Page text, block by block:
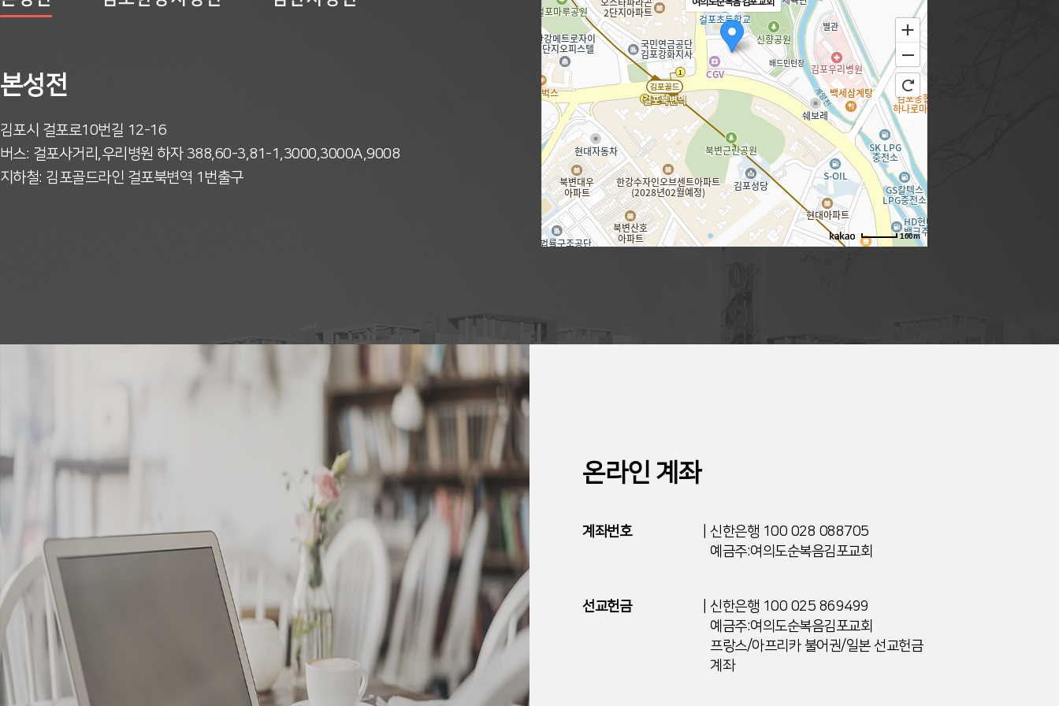
본성전
김포시 걸포로10번길 12-16
버스: 걸포사거리,우리병원 하자 388,60-3,81-1,3000,3000A,9008
지하철: 김포골드라인 걸포북변역 1번출구
100m
온라인 계좌
계좌번호
신한은행 100 028 088705
예금주:여의도순복음김포교회
선교헌금
신한은행 100 025 869499
예금주:여의도순복음김포교회
프랑스/아프리카 불어권/일본 선교헌금
계좌